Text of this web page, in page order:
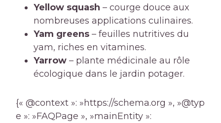
Yellow squash – courge douce aux
nombreuses applications culinaires.
Yam greens – feuilles nutritives du
yam, riches en vitamines.
Yarrow – plante médicinale au rôle
écologique dans le jardin potager.
{« @context »: »https://schema.org », »@typ
e »: »FAQPage », »mainEntity »: